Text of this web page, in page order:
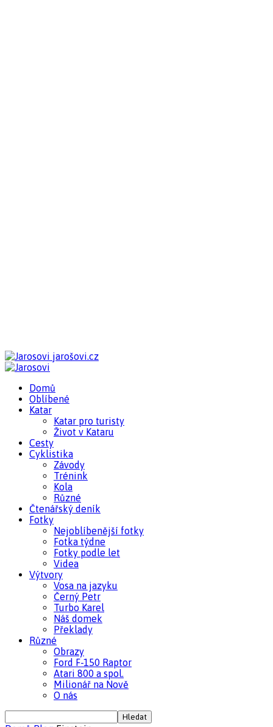
jarošovi.cz
Domů
Oblíbené
Katar
Katar pro turisty
Život v Kataru
Cesty
Cyklistika
Závody
Trénink
Kola
Různé
Čtenářský deník
Fotky
Nejoblíbenější fotky
Fotka týdne
Fotky podle let
Videa
Výtvory
Vosa na jazyku
Černý Petr
Turbo Karel
Náš domek
Překlady
Různé
Obrazy
Ford F-150 Raptor
Atari 800 a spol.
Milionář na Nově
O nás